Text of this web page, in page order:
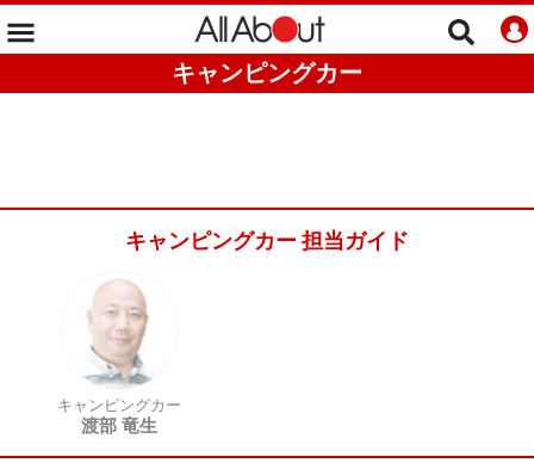
キャンピングカー
キャンピングカー 担当ガイド
キャンピングカー
渡部 竜生